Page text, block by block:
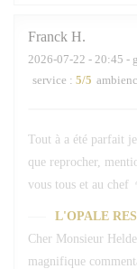
Franck H
2026-07-22 - 20:45 -
service : 5/5
Tout à a été parfait
que reprocher,
vous tous et au chef
L'OPALE
Cher Monsieur
magnifique